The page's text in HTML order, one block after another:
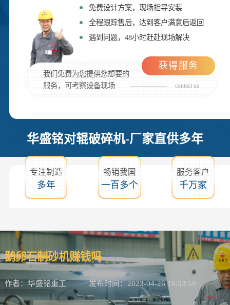
免费设计方案，现场指导安装
全程跟踪售后，达到客户满意后返回
遇到问题，48小时赶赴现场解决
我们免费为您提供您想要的
服务，可考察设备现场
contact us
获得服务
华盛铭对辊破碎机-厂家直供多年
专注制造
多年
畅销我国
一百多个
服务客户
千万家
鹅卵石制砂机赚钱吗
作者：华盛铭重工 发布时间：2023-04-26 16:53:59